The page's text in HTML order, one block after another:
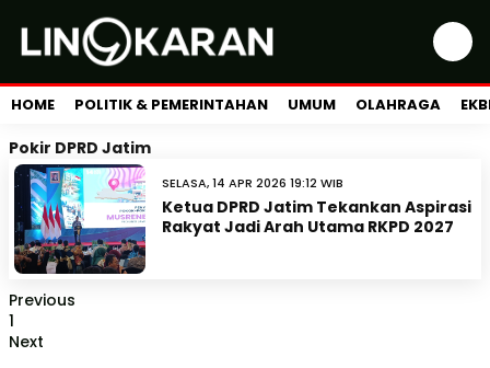
HOME POLITIK & PEMERINTAHAN UMUM OLAHRAGA
Pokir DPRD Jatim
SELASA, 14 APR 2026 19:12 WIB
Ketua DPRD Jatim Tekankan Aspirasi
Rakyat Jadi Arah Utama RKPD 2027
Previous
1
Next